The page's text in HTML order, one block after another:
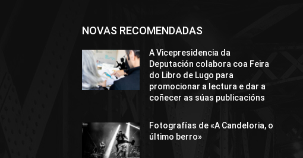
NOVAS RECOMENDADAS
A Vicepresidencia da
Deputación colabora coa Feira
do Libro de Lugo para
promocionar a lectura e dar a
coñecer as súas publicacións
Fotografías de «A Candeloria, o
último berro»